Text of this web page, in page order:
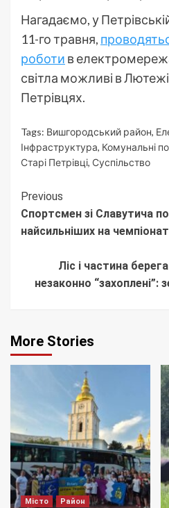
Нагадаємо, у
11-го травня,
роботи в
світла можливі в
Петрівцях.
Tags: Вишгородський район,
Інфраструктура, Комунальні
Старі Петрівці, Суспільство
Continue
Reading
Previous
Спортсмен зі Славутича
найсильніших на
Ліс і частина
незаконно “захоплені”:
More Stories
Місто Район